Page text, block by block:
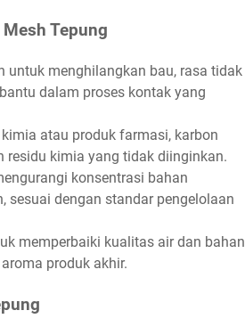
Tepung
untuk menghilangkan bau, rasa tidak
dalam proses kontak yang
atau produk farmasi, karbon
residu kimia yang tidak diinginkan.
konsentrasi bahan
sesuai dengan standar pengelolaan
memperbaiki kualitas air dan bahan
produk akhir.